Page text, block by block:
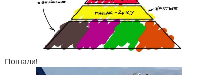
Погнали!